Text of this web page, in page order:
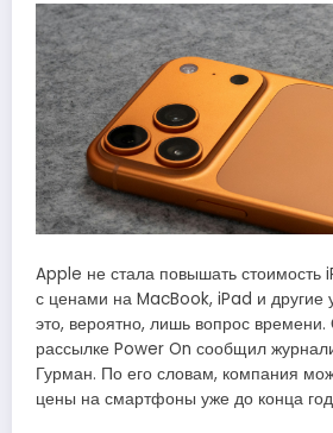
Apple не стала повышать стоимость
с ценами на MacBook, iPad и другие
это, вероятно, лишь вопрос
рассылке Power On сообщил
Гурман. По его словам, компания
цены на смартфоны уже до конца